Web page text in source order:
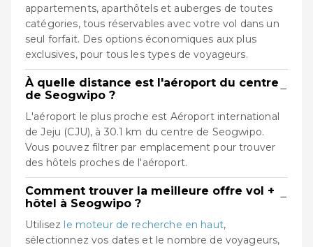
appartements, aparthôtels et auberges de toutes
catégories, tous réservables avec votre vol dans un
seul forfait. Des options économiques aux plus
exclusives, pour tous les types de voyageurs.
À quelle distance est l'aéroport du centre
de Seogwipo ?
−
L'aéroport le plus proche est Aéroport international
de Jeju (CJU), à 30.1 km du centre de Seogwipo.
Vous pouvez filtrer par emplacement pour trouver
des hôtels proches de l'aéroport.
Comment trouver la meilleure offre vol +
hôtel à Seogwipo ?
−
Utilisez le moteur de recherche en haut,
sélectionnez vos dates et le nombre de voyageurs,